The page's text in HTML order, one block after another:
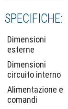
SPECIFICHE:
Dimensioni
esterne
Dimensioni
circuito interno
Alimentazione e
comandi